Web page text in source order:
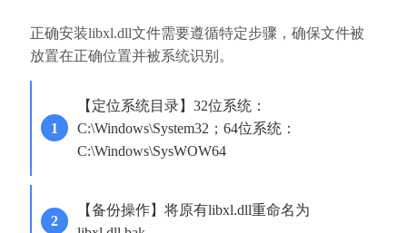
正确安装libxl.dll文件需要遵循特定步骤，确保文件被
放置在正确位置并被系统识别。
【定位系统目录】32位系统：
C:\Windows\System32；64位系统：
C:\Windows\SysWOW64
【备份操作】将原有libxl.dll重命名为